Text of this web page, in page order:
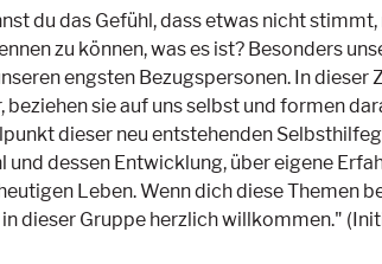
du das Gefühl, dass etwas nicht
zu können, was es ist? Besonders
engsten Bezugspersonen. In dieser
sie auf uns selbst und formen
dieser neu entstehenden
dessen Entwicklung, über eigene
Leben. Wenn dich diese Themen
dieser Gruppe herzlich willkommen."